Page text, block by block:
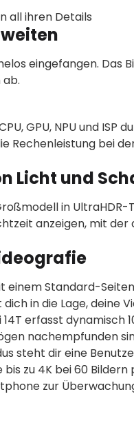
all ihren Details
eingefangen. Das
GPU, NPU und
Rechenleistung bei
Licht und
in
anzeigen, mit
einem Standard-
in die Lage, deine
erfasst dynamisch
nachempfunden
steht dir eine
zu 4K bei 60
zur